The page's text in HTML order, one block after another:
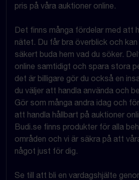
pris på våra auktioner online.
Det finns många fördelar med att
nätet. Du får bra överblick och
säkert buda hem vad du söker.
online samtidigt och spara stora
det är billigare gör du också en
du väljer att handla använda och
Gör som många andra idag och
att handla hållbart på auktioner
Budi.se finns produkter för alla
områden och vi är säkra på att
något just för dig.
Se till att bli en vardagshjälte